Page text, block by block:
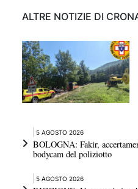
ALTRE NOTIZIE DI
5 AGOSTO 2026
BOLOGNA: Fakir,
bodycam del poliziotto
5 AGOSTO 2026